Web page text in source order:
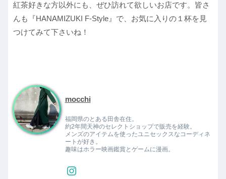
紅茶好きな方以外にも、ぜひ訪れて欲しいお店です。皆さ
んも『HANAMIZUKI F-Style』で、お気に入りの１杯を見
つけてみて下さいね！
mocchi
福岡県のとある田舎在住。
約2年間天神のセレクトショップで販売を経験。
メンズのアイテムを使ったユニセックスなコーディネ
ートが好き。
趣味はホラー映画鑑賞とゲームに漫画。